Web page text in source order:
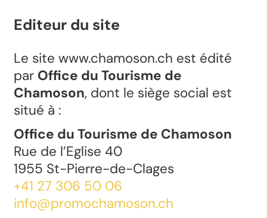
Editeur du site
Le site www.chamoson.ch est édité
par Office du Tourisme de
Chamoson, dont le siège social est
situé à :
Office du Tourisme de Chamoson
Rue de l’Eglise 40
1955 St-Pierre-de-Clages
+41 27 306 50 06
info@promochamoson.ch